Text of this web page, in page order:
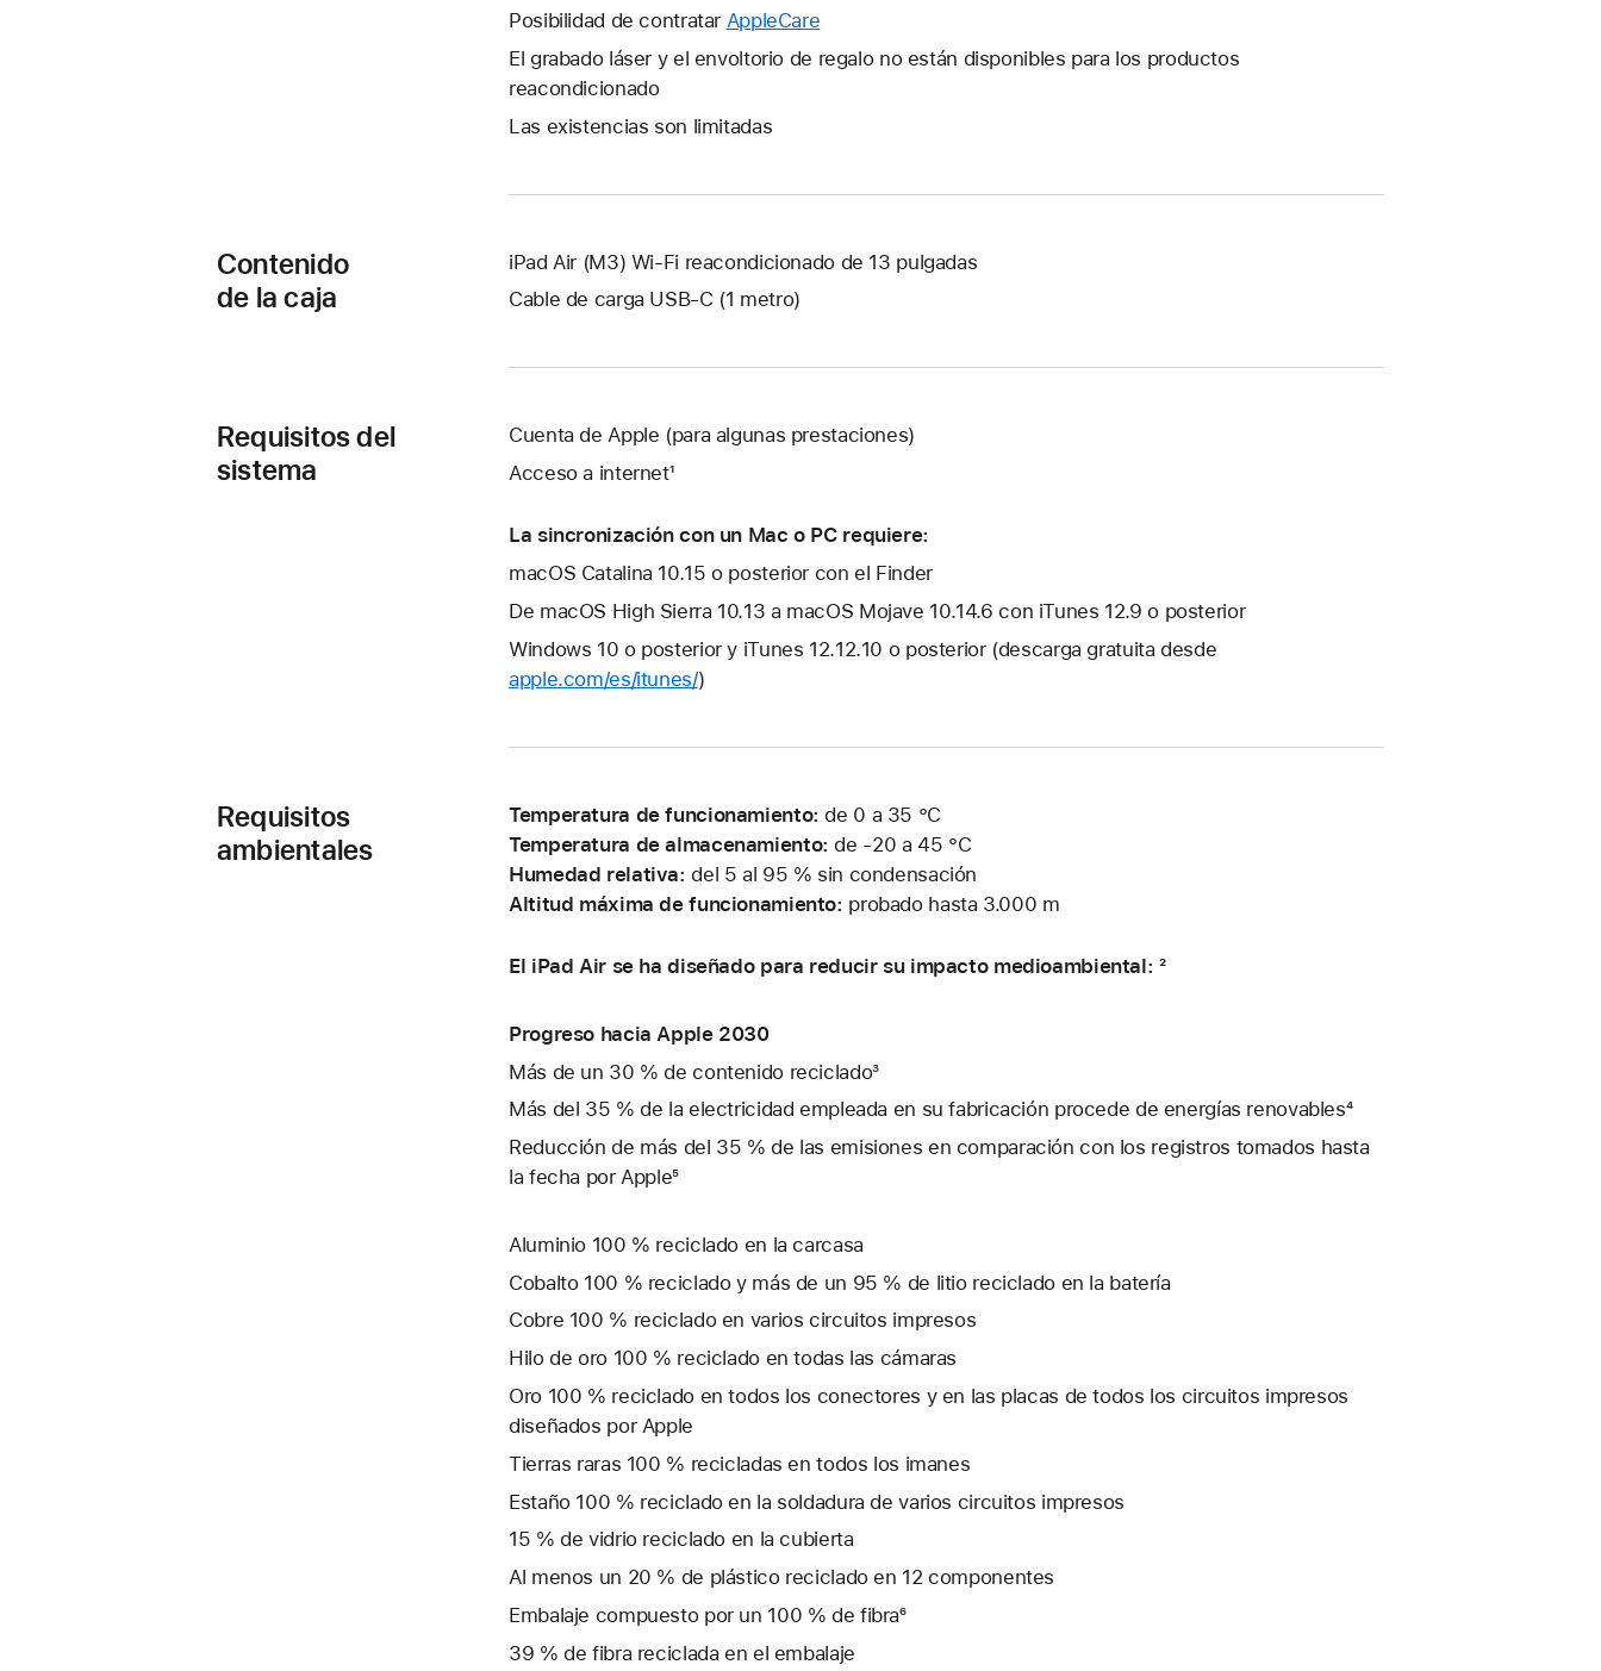
ventana
nueva. ventana
Posibilidad de contratar AppleCare
abrirá
El grabado láser y el envoltorio de regalo no están disponibles para los productos
reacondicionado
Las existencias son limitadas
Contenido
de la caja
iPad Air (M3) Wi-Fi reacondicionado de 13 pulgadas
Cable de carga USB‑C (1 metro)
Requisitos del
sistema
Cuenta de Apple (para algunas prestaciones)
Acceso a internet¹
La sincronización con un Mac o PC requiere:
macOS Catalina 10.15 o posterior con el Finder
De macOS High Sierra 10.13 a macOS Mojave 10.14.6 con iTunes 12.9 o posterior
Windows 10 o posterior y iTunes 12.12.10 o posterior (descarga gratuita desde
apple.com/es/itunes/)
Requisitos
ambientales
Temperatura de funcionamiento: de 0 a 35 °C
Temperatura de almacenamiento: de -20 a 45 °C
Humedad relativa: del 5 al 95 % sin condensación
Altitud máxima de funcionamiento: probado hasta 3.000 m
El iPad Air se ha diseñado para reducir su impacto medioambiental: ²
Progreso hacia Apple 2030
Más de un 30 % de contenido reciclado³
Más del 35 % de la electricidad empleada en su fabricación procede de energías renovables⁴
Reducción de más del 35 % de las emisiones en comparación con los registros tomados hasta
la fecha por Apple⁵
Aluminio 100 % reciclado en la carcasa
Cobalto 100 % reciclado y más de un 95 % de litio reciclado en la batería
Cobre 100 % reciclado en varios circuitos impresos
Hilo de oro 100 % reciclado en todas las cámaras
Oro 100 % reciclado en todos los conectores y en las placas de todos los circuitos impresos
diseñados por Apple
Tierras raras 100 % recicladas en todos los imanes
Estaño 100 % reciclado en la soldadura de varios circuitos impresos
15 % de vidrio reciclado en la cubierta
Al menos un 20 % de plástico reciclado en 12 componentes
Embalaje compuesto por un 100 % de fibra⁶
39 % de fibra reciclada en el embalaje